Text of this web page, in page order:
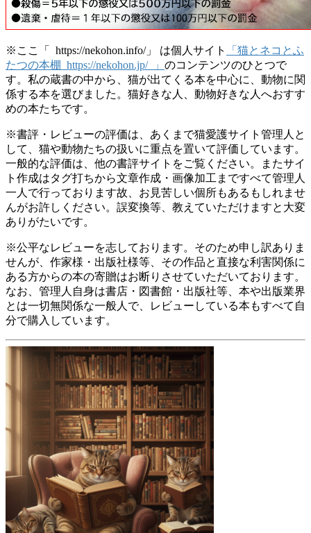
※ここ「 https://nekohon.info/」 は個人サイト
「猫とネコとふ
たつの本棚 https://nekohon.jp/ 」 のコンテンツのひとつで
す。私の蔵書の中から、猫が出てくる本を中心に、動物に関
係する本を選びました。猫好きな人、動物好きな人へおすす
めの本たちです。
※書評・レビューの評価は、あくまで猫愛護サイト管理人と
して、猫や動物たちの扱いに重点を置いて評価しています。
一般的な評価は、他の書評サイトをご覧ください。またサイ
ト作成はタグ打ちから文章作成・画像加工まですべて管理人
一人で行っております故、お見苦しい個所もあるもしれませ
んがお許しください。誤変換等、教えていただけますと大変
ありがたいです。
※公平なレビューを志しております。そのため申し訳ありま
せんが、作家様・出版社様等、その作品と直接な利害関係に
ある方からの本の寄贈はお断りさせていただいております。
なお、管理人自身は書店・図書館・出版社等、本や出版業界
とは一切無関係な一般人で、レビューしている本もすべて自
分で購入しています。